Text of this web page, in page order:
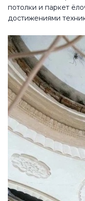
потолки и паркет
достижениями